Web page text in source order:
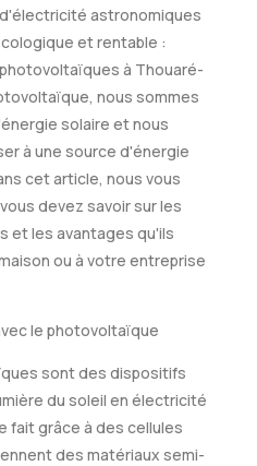
astronomiques
et rentable :
à Thouaré-
nous sommes
solaire et nous
à une source d'énergie
cet article, nous vous
devez savoir sur les
et les avantages qu'ils
ou à votre entreprise
le photovoltaïque
sont des dispositifs
du soleil en électricité
fait grâce à des cellules
des matériaux semi-